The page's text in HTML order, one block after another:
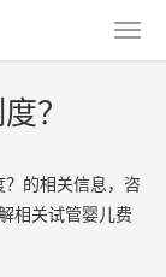
？
的相关信息，咨
相关试管婴儿费